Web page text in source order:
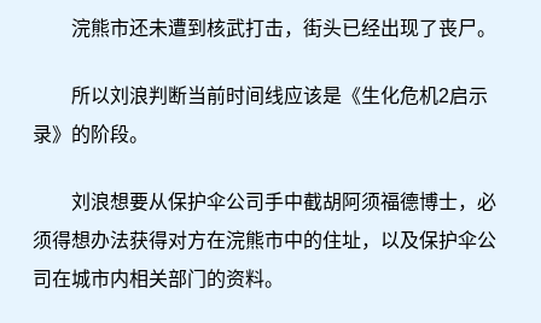
浣熊市还未遭到核武打击，街头已经出现了丧尸。
所以刘浪判断当前时间线应该是《生化危机2启示
录》的阶段。
刘浪想要从保护伞公司手中截胡阿须福德博士，必
须得想办法获得对方在浣熊市中的住址，以及保护伞公
司在城市内相关部门的资料。